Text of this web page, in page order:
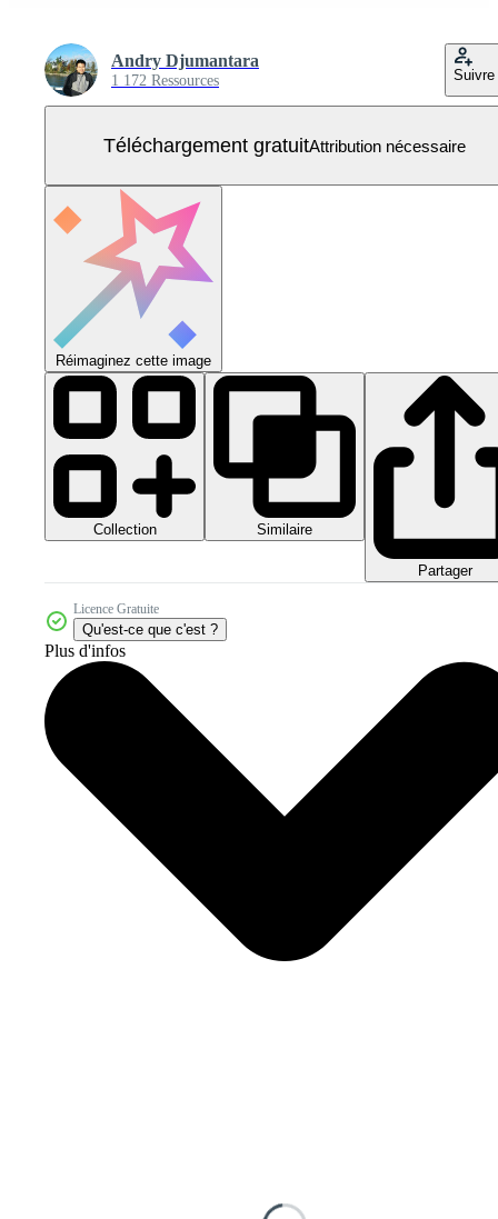
Andry Djumantara
1 172 Ressources Suivre
Téléchargement gratuitAttribution nécessaire
Réimaginez cette image
Collection Similaire
Partager
Licence Gratuite
Qu'est-ce que c'est ?
Plus d'infos